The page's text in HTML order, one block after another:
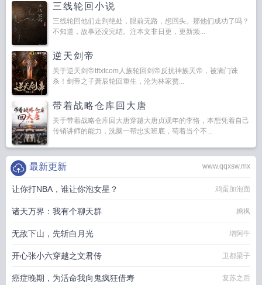
三线轮回小说
三线轮回他们走到绝处，眼前无路，想回头。那他们成功了吗？
不知道，故事还没完结。注本文非日更，更新频...
逆天剑帝
关于逆天剑帝tftxtcom人族轮回剑帝反抗神族天帝，被满门诛
杀！剑帝之子萧辰轮回重生，沦为林家赘...
带着战略仓库回大唐
关于带着战略仓库回大唐穿越大唐贞观年的李恪，本想凭着自己
传销讲师的能力，洗脑一帮忠实班底，苟着当个不...
www.qqxsw.mx
最新更新
让你打NBA，谁让你泡女星？ 鸡蛋加泡面
诸天万界：我有个聊天群 糖枫
无敌下山，先斩白月光 增阿牛
开心张小六穿越之文君传 卫都梁子
癌症晚期，为活命我向鬼疯狂借寿 复苏之后